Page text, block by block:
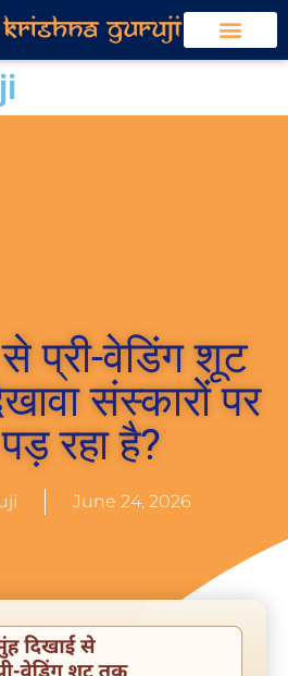
प्री-वेडिंग शूट
संस्कारों पर
पड़ रहा है?
June 24, 2026